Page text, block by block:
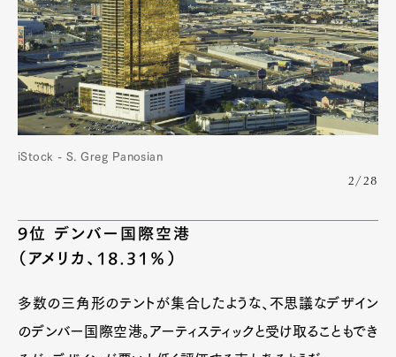
iStock - S. Greg Panosian
2/28
9位 デンバー国際空港
（アメリカ、18.31％）
多数の三角形のテントが集合したような、不思議なデザイン
のデンバー国際空港。アーティスティックと受け取ることもでき